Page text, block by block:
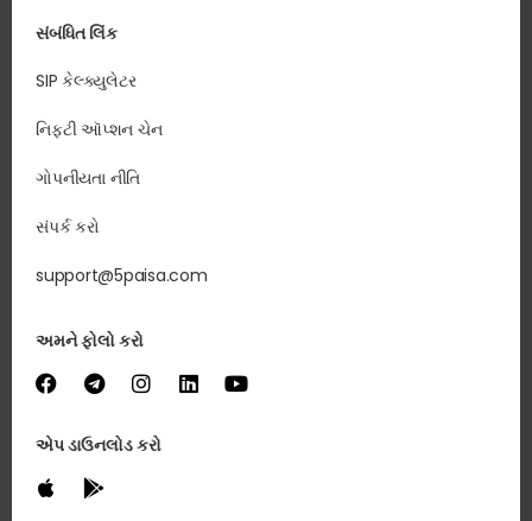
સંબંધિત લિંક
SIP કેલ્ક્યુલેટર
નિફ્ટી ઑપ્શન ચેન
ગોપનીયતા નીતિ
સંપર્ક કરો
support@5paisa.com
અમને ફોલો કરો
એપ ડાઉનલોડ કરો